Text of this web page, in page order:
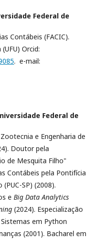
Federal de
Contábeis (FACIC).
Orcid:
. e-mail:
Federal de
e Engenharia de
Doutor pela
de Mesquita Filho"
Contábeis pela Pontifícia
SP) (2008).
e Big Data Analytics
(2024). Especialização
em Python
(2001). Bacharel em